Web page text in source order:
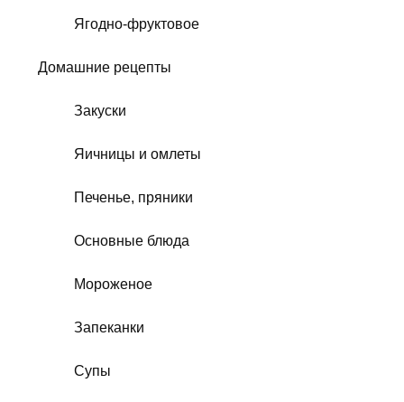
Ягодно-фруктовое
Домашние рецепты
Закуски
Яичницы и омлеты
Печенье, пряники
Основные блюда
Мороженое
Запеканки
Супы